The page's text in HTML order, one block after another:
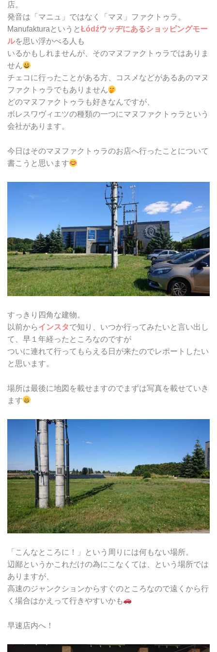
店。
発音は「マニュ」ではなく「マヌ」ファクトゥラ。
ManufakturaというとŁódźウッヂにあるショッピングモー
ルを思い浮かべる人も
いるかもしれませんが、そのマヌファクトゥラではありま
せん
チェコに行ったことがある方、コスメなどがあるあのマヌ
ファクトゥラでもありません
どのマヌファクトゥラも好きなんですが、
ボレスワヴィエツの種類の一つにマヌファクトゥラという
会社があります。
今日はそのマヌファクトゥラのお店へ行ったことについて
書こうと思います
すっきり四角な建物。
以前からインスタで知り、いつか行ってみたいと言い出し
て、早１年経ったところなのですが
ついに連れて行ってもらえる日が来たのでレポートしたい
と思います。
場所は最後に地図を載せますのでまずは写真を載せていき
ます
「こんなところに！」という周りには何もない場所。
辺鄙というかこれだけの為にこなくては、という場所では
ありますが、
高速のジャンクションからすぐのところなので遠くから行
く場合はかえって行きやすいかも
早速店内へ！